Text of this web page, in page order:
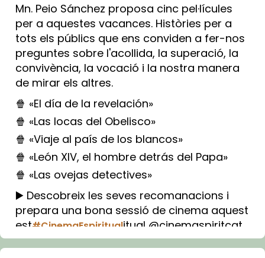
Mn. Peio Sánchez proposa cinc pel·lícules
per a aquestes vacances. Històries per a
tots els públics que ens conviden a fer-nos
preguntes sobre l'acollida, la superació, la
convivència, la vocació i la nostra manera
de mirar els altres.
🍿 «El día de la revelación»
🍿 «Las locas del Obelisco»
🍿 «Viaje al país de los blancos»
🍿 «León XIV, el hombre detrás del Papa»
🍿 «Las ovejas detectives»
▶️ Descobreix les seves recomanacions i
prepara una bona sessió de cinema aquest
est#CinemaEspiritualitual @cinemaspiritcat
Imatge: Generada amb IA (OpenAI)